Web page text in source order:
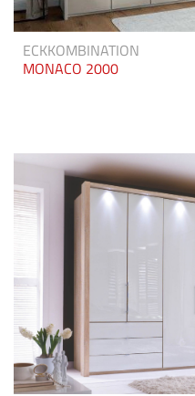
ECKKOMBINATION
MONACO 2000